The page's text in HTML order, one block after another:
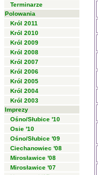
Terminarze
Polowania
Król 2011
Król 2010
Król 2009
Król 2008
Król 2007
Król 2006
Król 2005
Król 2004
Król 2003
Imprezy
Ośno/Słubice '10
Osie '10
Ośno/Słubice '09
Ciechanowiec '08
Mirosławice '08
Mirosławice '07